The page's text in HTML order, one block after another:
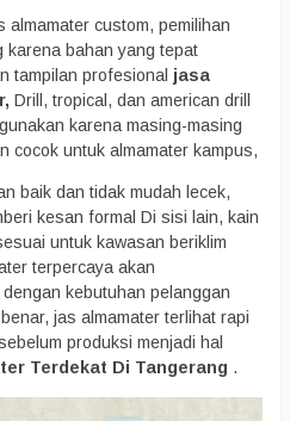
custom, pemilihan
karena bahan yang tepat
tampilan profesional jasa
Drill, tropical, dan american drill
karena masing-masing
cocok untuk almamater kampus,
baik dan tidak mudah lecek,
kesan formal Di sisi lain, kain
untuk kawasan beriklim
terpercaya akan
kebutuhan pelanggan
jas almamater terlihat rapi
produksi menjadi hal
Terdekat Di Tangerang .